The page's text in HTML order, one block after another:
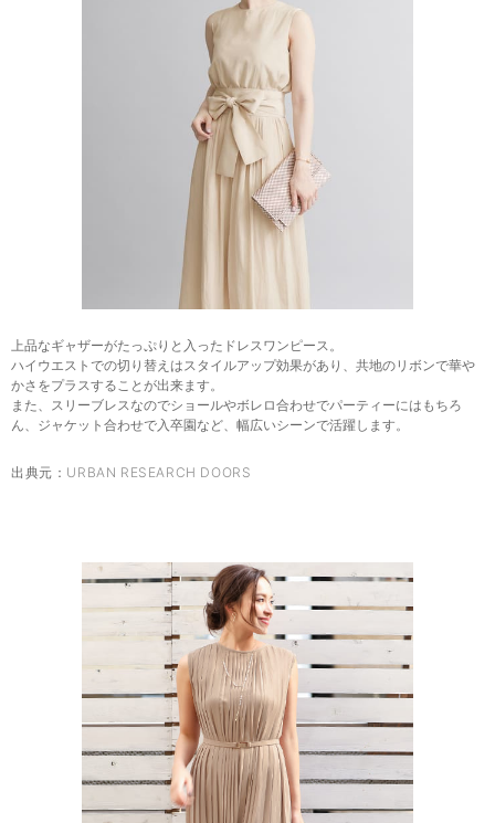
上品なギャザーがたっぷりと入ったドレスワンピース。
ハイウエストでの切り替えはスタイルアップ効果があり、共地のリボンで華や
かさをプラスすることが出来ます。
また、スリーブレスなのでショールやボレロ合わせでパーティーにはもちろ
ん、ジャケット合わせで入卒園など、幅広いシーンで活躍します。
出典元： URBAN RESEARCH DOORS